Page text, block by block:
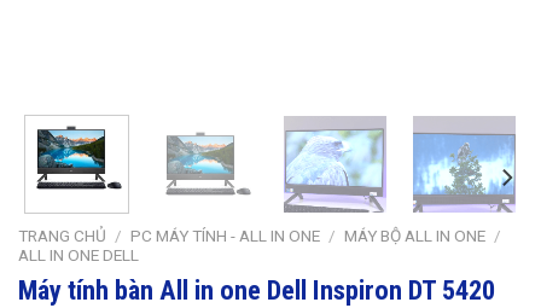
TRANG CHỦ / PC MÁY TÍNH - ALL IN ONE / MÁY BỘ ALL IN ONE /
ALL IN ONE DELL
Máy tính bàn All in one Dell Inspiron DT 5420